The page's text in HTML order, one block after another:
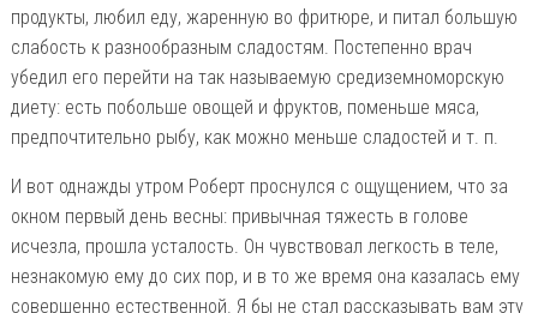
продукты, любил еду, жаренную во фритюре, и питал большую
слабость к разнообразным сладостям. Постепенно врач
убедил его перейти на так называемую средиземноморскую
диету: есть побольше овощей и фруктов, поменьше мяса,
предпочтительно рыбу, как можно меньше сладостей и т. п.
И вот однажды утром Роберт проснулся с ощущением, что за
окном первый день весны: привычная тяжесть в голове
исчезла, прошла усталость. Он чувствовал легкость в теле,
незнакомую ему до сих пор, и в то же время она казалась ему
совершенно естественной. Я бы не стал рассказывать вам эту